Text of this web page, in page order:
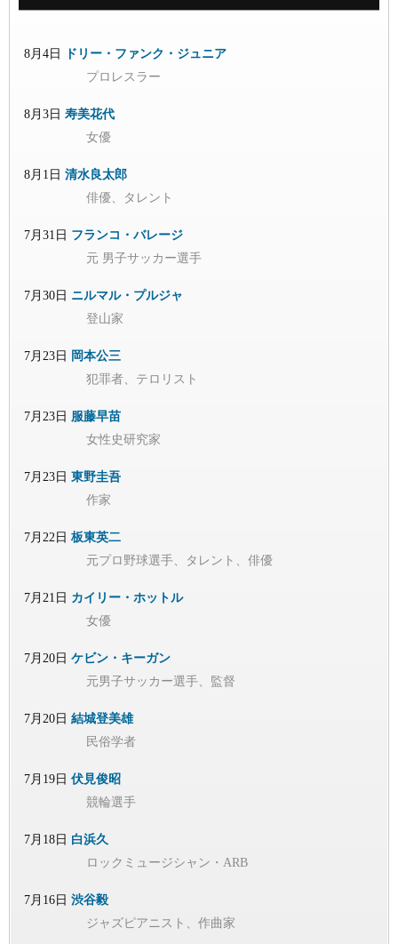
8月4日
ドリー・ファンク・ジュニア
プロレスラー
8月3日 寿美花代
女優
8月1日 清水良太郎
俳優、タレント
7月31日 フランコ・バレージ
元 男子サッカー選手
7月30日 ニルマル・プルジャ
登山家
7月23日 岡本公三
犯罪者、テロリスト
7月23日 服藤早苗
女性史研究家
7月23日 東野圭吾
作家
7月22日 板東英二
元プロ野球選手、タレント、俳優
7月21日 カイリー・ホットル
女優
7月20日 ケビン・キーガン
元男子サッカー選手、監督
7月20日 結城登美雄
民俗学者
7月19日 伏見俊昭
競輪選手
7月18日 白浜久
ロックミュージシャン・ARB
7月16日 渋谷毅
ジャズピアニスト、作曲家